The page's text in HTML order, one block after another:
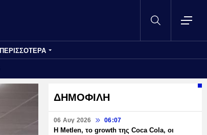
ΠΕΡΙΣΣΟΤΕΡΑ
ΔΗΜΟΦΙΛΗ
06 Αυγ 2026 06:07
H Metlen, το growth της Coca Cola, οι